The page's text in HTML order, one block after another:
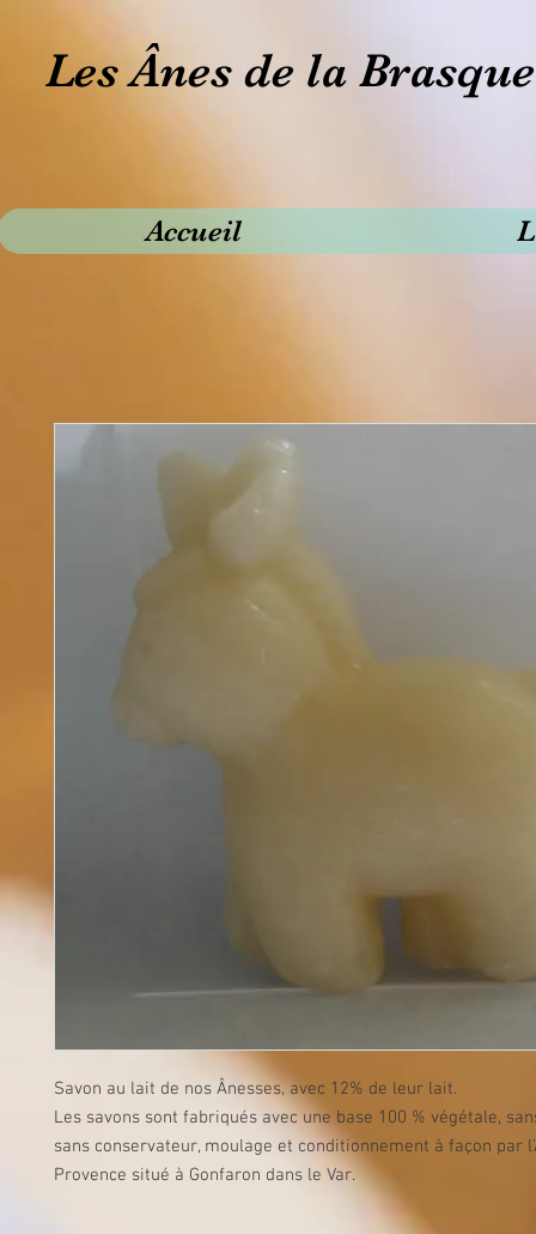
Les Ânes de la Brasque
Accueil
Savon au lait de nos Ânesses, avec 12% de leur lait.
Les savons sont fabriqués avec une base 100 % végétale,
sans conservateur, moulage et conditionnement à façon par
Provence situé à Gonfaron dans le Var.